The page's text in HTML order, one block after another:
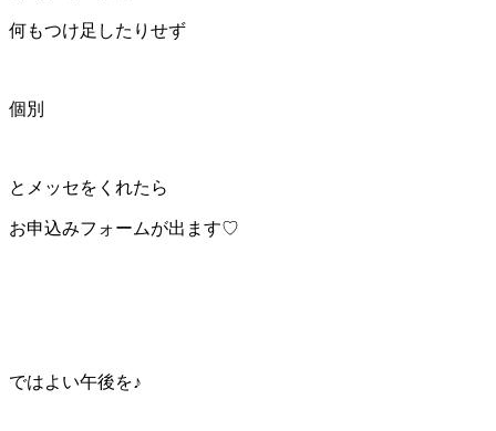
何もつけ足したりせず
個別
とメッセをくれたら
お申込みフォームが出ます♡
ではよい午後を♪